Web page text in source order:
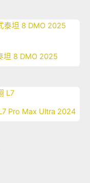
坦 8 DMO 2025
Pro Max Ultra 2024